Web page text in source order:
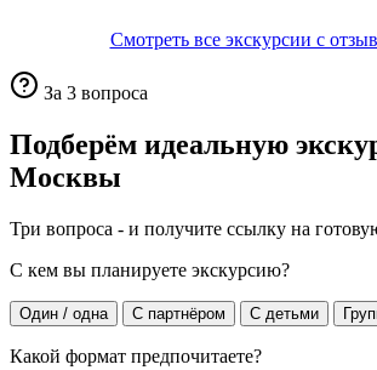
Смотреть все экскурсии с
За 3 вопроса
Подберём идеальную
Москвы
Три вопроса - и получите ссылку на
С кем вы планируете экскурсию?
Один / одна С партнёром С детьми
Какой формат предпочитаете?